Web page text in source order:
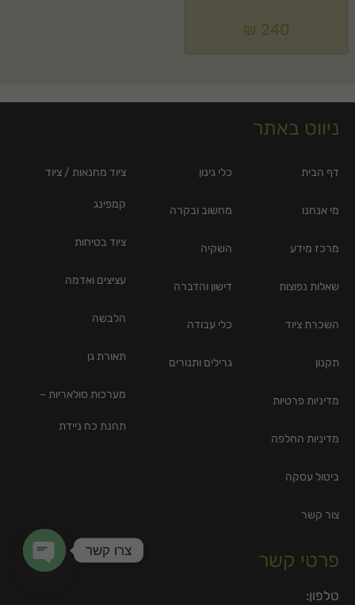
₪ 240
ניווט באתר
דף הבית
מי אנחנו
מרכז מידע
שאלות נפוצות
השכרת ציוד
תקנון
מדיניות פרטיות
מדיניות החלפה
ביטול עסקה
צור קשר
כלי גינון
מחשוב ובקרה
השקיה
דישון והדברה
כלי עבודה
גרילים ותנורים
ציוד מחנאות / ציוד
קמפינג
ציוד בטיחות
עציצים ואדמה
הלבשה
תאורת גן
מערכות סולאריות –
תחנת כח ניידת
פרטי קשר
טלפון:
צרו קשר